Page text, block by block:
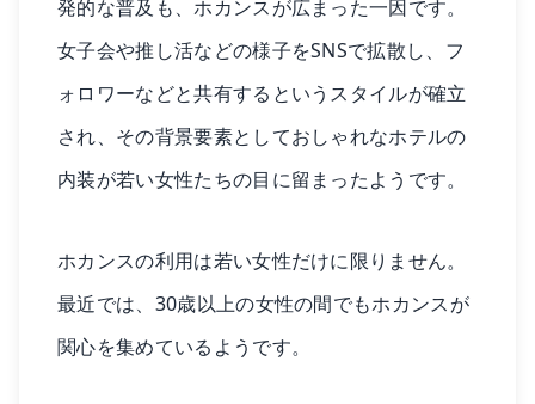
発的な普及も、ホカンスが広まった一因です。
女子会や推し活などの様子をSNSで拡散し、フ
ォロワーなどと共有するというスタイルが確立
され、その背景要素としておしゃれなホテルの
内装が若い女性たちの目に留まったようです。
ホカンスの利用は若い女性だけに限りません。
最近では、30歳以上の女性の間でもホカンスが
関心を集めているようです。